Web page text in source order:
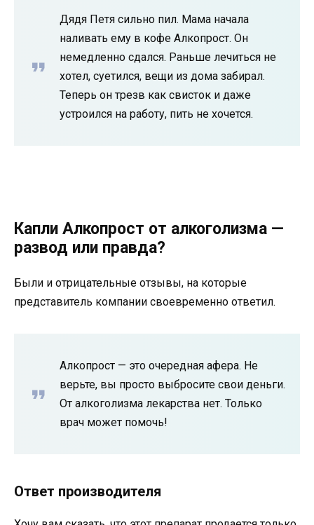
Дядя Петя сильно пил. Мама начала
наливать ему в кофе Алкопрост. Он
немедленно сдался. Раньше лечиться не
хотел, суетился, вещи из дома забирал.
Теперь он трезв как свисток и даже
устроился на работу, пить не хочется.
Капли Алкопрост от алкоголизма —
развод или правда?
Были и отрицательные отзывы, на которые
представитель компании своевременно ответил.
Алкопрост — это очередная афера. Не
верьте, вы просто выбросите свои деньги.
От алкоголизма лекарства нет. Только
врач может помочь!
Ответ производителя